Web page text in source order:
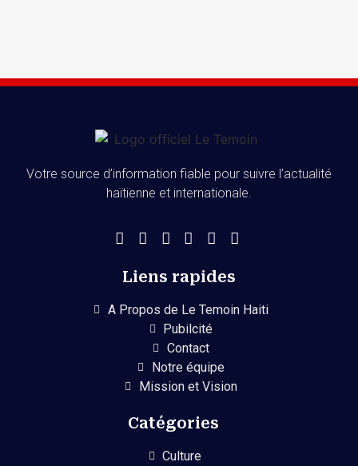
Votre source d’information fiable pour suivre l’actualité
haïtienne et internationale.
Liens rapides
A Propos de Le Temoin Haiti
Pubilcité
Contact
Notre équipe
Mission et Vision
Catégories
Culture